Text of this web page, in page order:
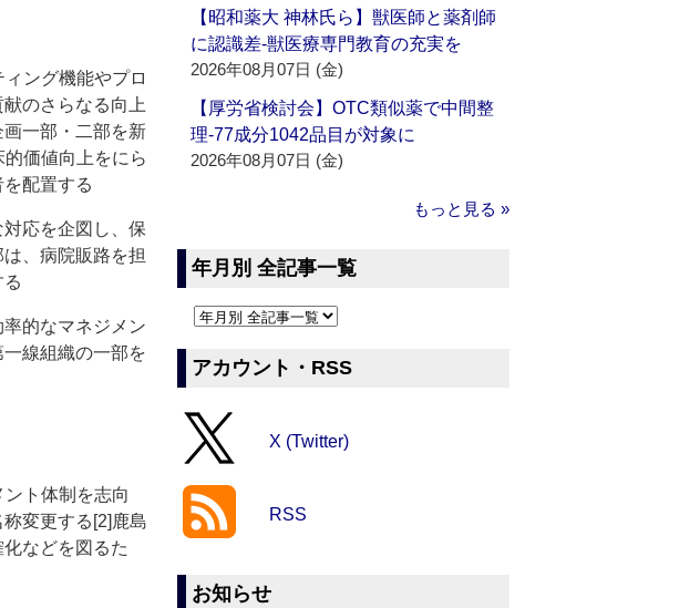
ング機能やプロ
のさらなる向上
一部・二部を新
価値向上をにら
配置する
応を企図し、保
、病院販路を担
的なマネジメン
線組織の一部を
ト体制を志向
変更する[2]鹿島
などを図るた
【昭和薬大 神林氏ら】獣医師と薬剤師
に認識差‐獣医療専門教育の充実を
2026年08月07日 (金)
【厚労省検討会】OTC類似薬で中間整
理‐77成分1042品目が対象に
2026年08月07日 (金)
もっと見る »
年月別 全記事一覧
アカウント・RSS
X (Twitter)
RSS
お知らせ